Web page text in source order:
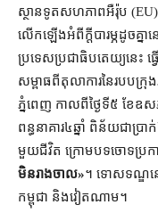
ស្ថានទូត​សហភាព​អឺរ៉ុប
លើក​ឡើង​អំពី​ក្តី​បារម្ភ​ដូចគ្នា​
ប្រទេស​ប្រជាធិបតេយ្យ​នេះ
សម្ពាធ​ពី​តុលាការ​នៃ​របប​​ក្
ភ្នំពេញ​ កាលពីថ្ងៃទី៥ ខែ​ឧ
ពន្ធនាគារ៤ឆ្នាំ ពិន័យ​ជា​
មួយ​ជីវិត​ ក្រោម​បទចោទប្រក
មិន​រាងចាល»។ ទោស​ទណ្ឌ​ន
កម្ពុជា និង​វៀតណាម។